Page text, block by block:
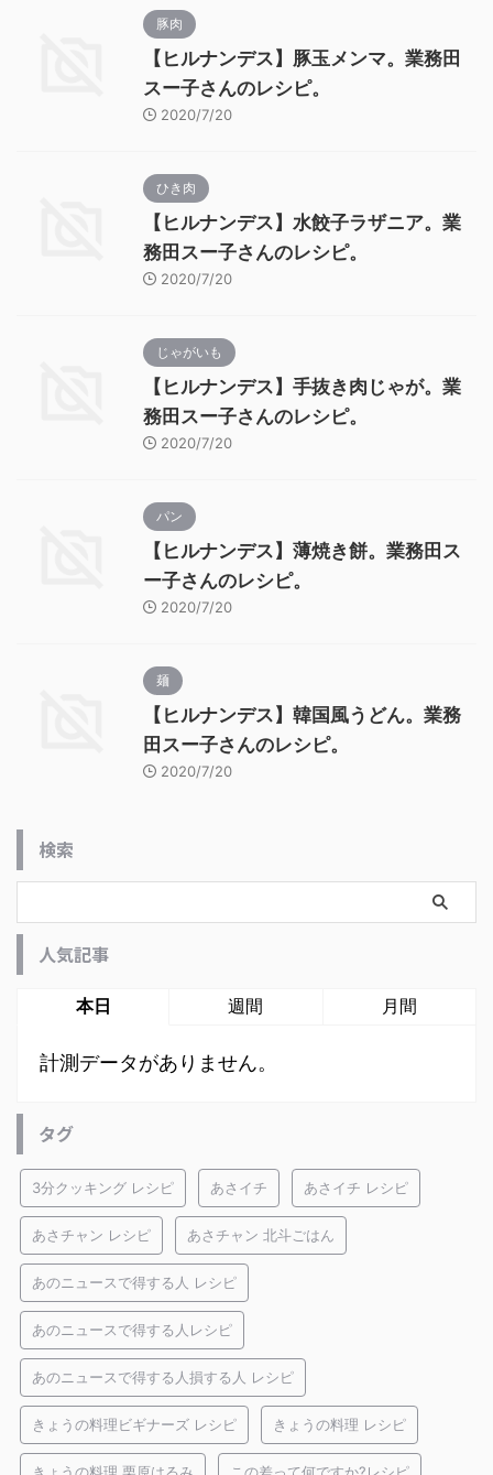
豚肉
【ヒルナンデス】豚玉メンマ。業務田
スー子さんのレシピ。
2020/7/20
ひき肉
【ヒルナンデス】水餃子ラザニア。業
務田スー子さんのレシピ。
2020/7/20
じゃがいも
【ヒルナンデス】手抜き肉じゃが。業
務田スー子さんのレシピ。
2020/7/20
パン
【ヒルナンデス】薄焼き餅。業務田ス
ー子さんのレシピ。
2020/7/20
麺
【ヒルナンデス】韓国風うどん。業務
田スー子さんのレシピ。
2020/7/20
検索
人気記事
本日 週間 月間
計測データがありません。
タグ
3分クッキング レシピ あさイチ あさイチ レシピ
あさチャン レシピ あさチャン 北斗ごはん
あのニュースで得する人 レシピ
あのニュースで得する人レシピ
あのニュースで得する人損する人 レシピ
きょうの料理ビギナーズ レシピ きょうの料理 レシピ